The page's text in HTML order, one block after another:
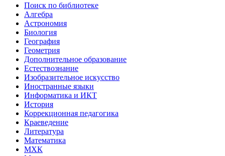
Поиск по библиотеке
Алгебра
Астрономия
Биология
География
Геометрия
Дополнительное образование
Естествознание
Изобразительное искусство
Иностранные языки
Информатика и ИКТ
История
Коррекционная педагогика
Краеведение
Литература
Математика
МХК